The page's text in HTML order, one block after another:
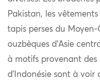
Pakistan, les
tapis perses du
ouzbèques d’Asie
à motifs provenant
d’Indonésie sont à voir